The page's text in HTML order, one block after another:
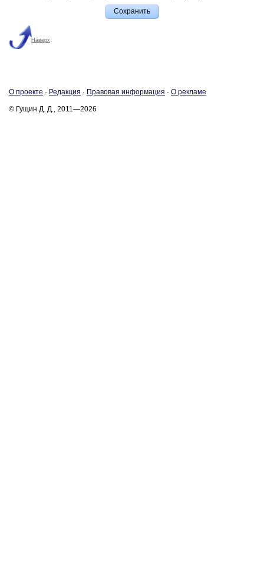
Наверх
О про­ек­те · Ре­дак­ция · Пра­во­вая ин­фор­ма­ция · О ре­кла­ме
© Гущин Д. Д., 2011—2026